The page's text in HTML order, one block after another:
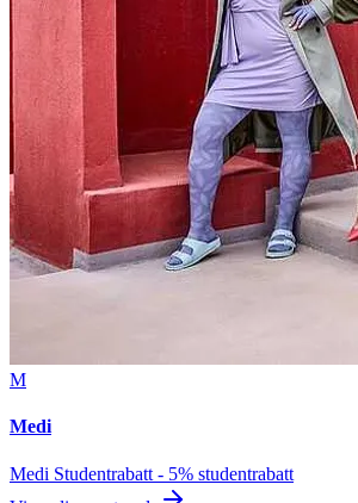
M
Medi
Medi Studentrabatt - 5% studentrabatt